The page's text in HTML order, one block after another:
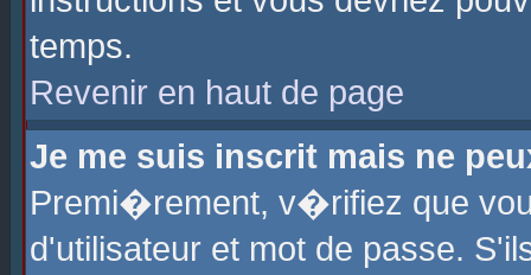
temps.
Revenir en haut de page
Je me suis inscrit mais ne
Premi�rement, v�rifiez que
d'utilisateur et mot de passe.